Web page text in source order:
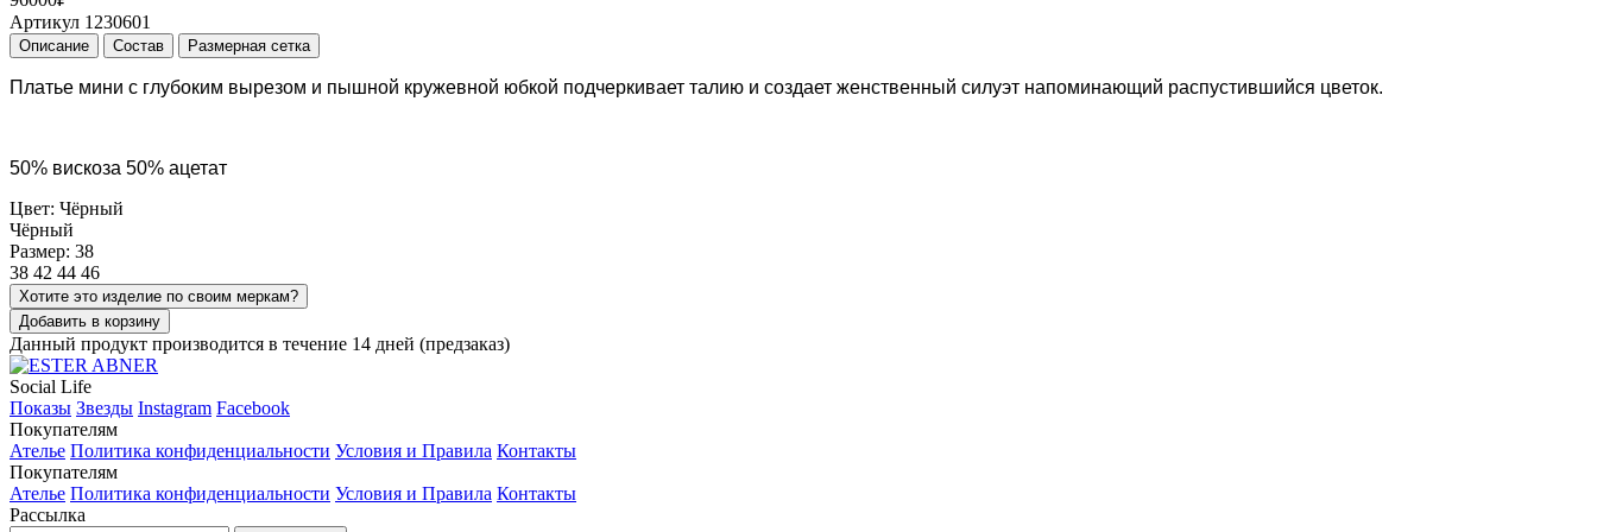
Артикул 1230601
Описание Состав Размерная сетка
Платье мини с глубоким вырезом и пышной кружевной юбкой подчеркивает талию и создает женственный силуэт напоминающий распустившийся цветок.
50% вискоза 50% ацетат
Цвет: Чёрный
Чёрный
Размер: 38
38 42 44 46
Хотите это изделие по своим меркам?
Добавить в корзину
Данный продукт производится в течение 14 дней (предзаказ)
Social Life
Показы Звезды Instagram Facebook
Покупателям
Ателье Политика конфиденциальности Условия и Правила Контакты
Покупателям
Ателье Политика конфиденциальности Условия и Правила Контакты
Рассылка